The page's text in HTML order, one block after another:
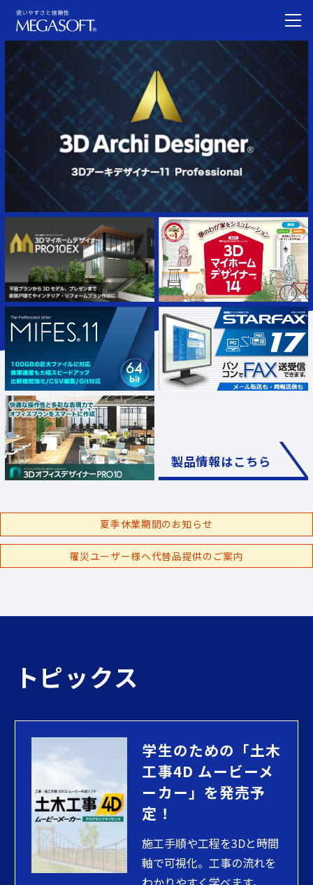
製品情報はこちら
夏季休業期間のお知らせ
罹災ユーザー様へ代替品提供のご案内
トピックス
学生のための「土木
工事4D ムービーメ
ーカー」を発売予
定！
施工手順や工程を3Dと時間
軸で可視化。工事の流れを